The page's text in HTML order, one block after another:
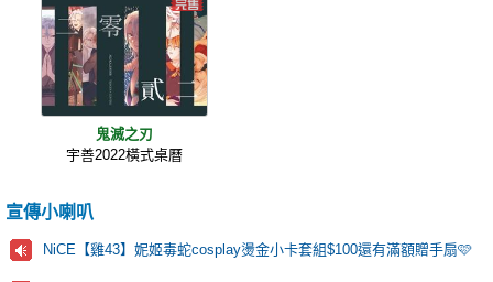
鬼滅之刃
宇善2022橫式桌曆
宣傳小喇叭
NiCE【雞43】妮姬毒蛇cosplay燙金小卡套組$100還有滿額贈手扇🩷